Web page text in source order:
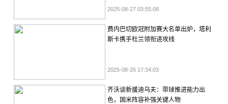
2025-08-27 03:55:08
费内巴切欧冠附加赛大名单出炉，塔利
斯卡携手杜兰领衔进攻线
2025-08-26 17:34:03
齐沃谈新援迪乌夫：带球推进能力出
色，国米阵容补强关键人物